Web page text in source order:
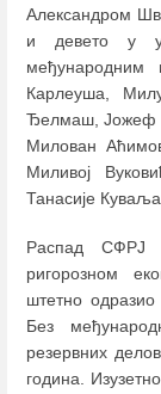
Александром
и девето у
Карлеуша,
Ђелмаш, Јожеф
Милован
Миливој
Танасије
Распад СФРЈ
ригорозном
штетно
Без
резервних
година.